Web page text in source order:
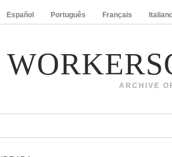
Español Português Français
ARCHIVE